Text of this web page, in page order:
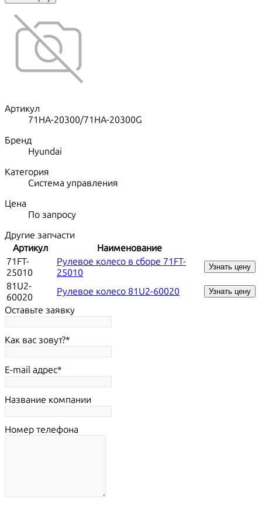
Артикул
71HA-20300/71HA-20300G
Бренд
Hyundai
Категория
Система управления
Цена
По запросу
Другие запчасти
Артикул
Наименование
71FT-
25010
Рулевое колесо в сборе 71FT-
25010
Узнать цену
81U2-
60020
Рулевое колесо 81U2-60020 Узнать цену
Оставьте заявку
Как вас зовут?
E-mail адрес
Название компании
Номер телефона